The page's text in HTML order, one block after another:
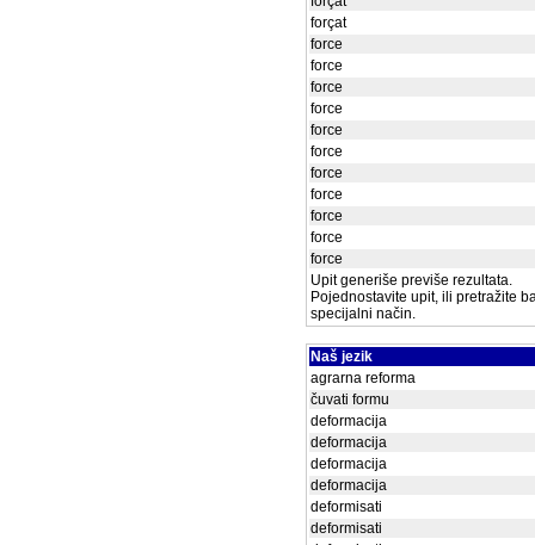
forçat
force
force
force
force
force
force
force
force
force
force
force
Upit generiše previše rezultata.
Pojednostavite upit, ili pretražite
specijalni način.
Naš jezik
agrarna reforma
čuvati formu
deformacija
deformacija
deformacija
deformacija
deformisati
deformisati